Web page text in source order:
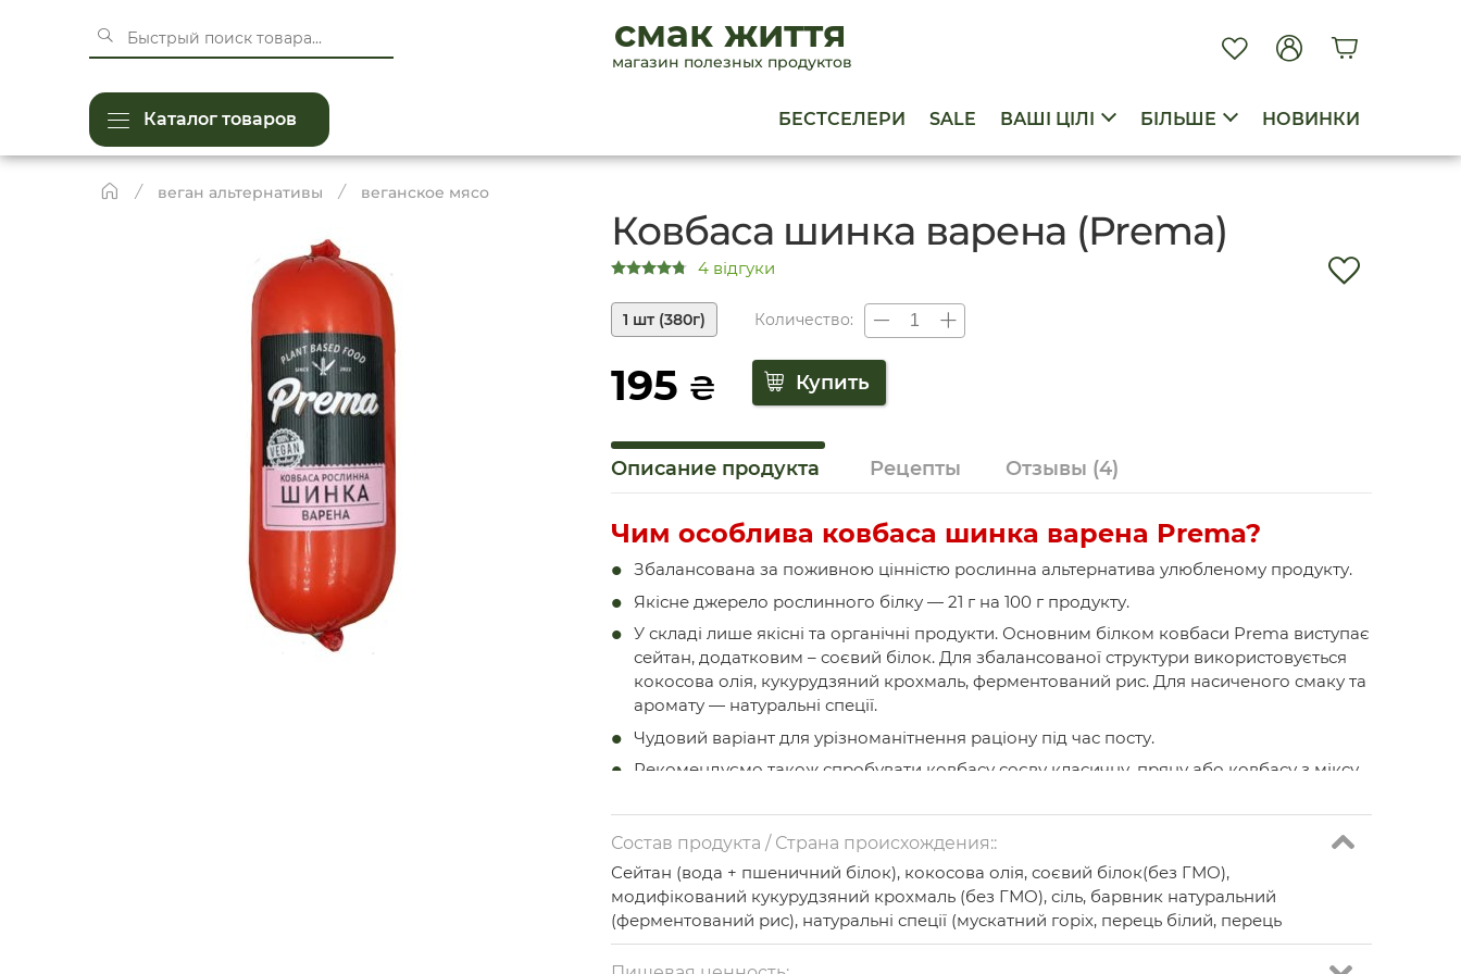
смак життя
магазин полезных продуктов
Каталог товаров БЕСТСЕЛЕРИ SALE ВАШІ ЦІЛІ БІЛЬШЕ НОВИНКИ
веган альтернативы веганское мясо
Ковбаса шинка варена (Prema)
4 відгуки
1 шт (380г) Количество:
195 ₴
Описание продукта Рецепты Отзывы (4)
Чим особлива ковбаса шинка варена Prema?
Збалансована за поживною цінністю рослинна альтернатива улюбленому продукту.
Якісне джерело рослинного білку — 21 г на 100 г продукту.
У складі лише якісні та органічні продукти. Основним білком ковбаси Prema виступає
сейтан, додатковим – соєвий білок. Для збалансованої структури використовується
кокосова олія, кукурудзяний крохмаль, ферментований рис. Для насиченого смаку та
аромату — натуральні спеції.
Чудовий варіант для урізноманітнення раціону під час посту.
Рекомендуємо також спробувати ковбасу соєву класичну, пряну або ковбасу з міксу
Переваги сейтану перед тваринним білком
Сейтан виготовляється з пшеничного білка. За смаком та текстурою дуже нагадує
тваринне мʼясо. При цьому, вміст білка в сейтані вищий та він легше засвоюється
організмом. Для порівняння, у 100 г звичайної ковбаси міститься близько 18 г білка, у
Состав продукта / Страна происхождения::
Сейтан (вода + пшеничний білок), кокосова олія, соєвий білок(без ГМО),
модифікований кукурудзяний крохмаль (без ГМО), сіль, барвник натуральний
(ферментований рис), натуральні спеції (мускатний горіх, перець білий, перець
чорний, мацис, коріандр). / Україна.